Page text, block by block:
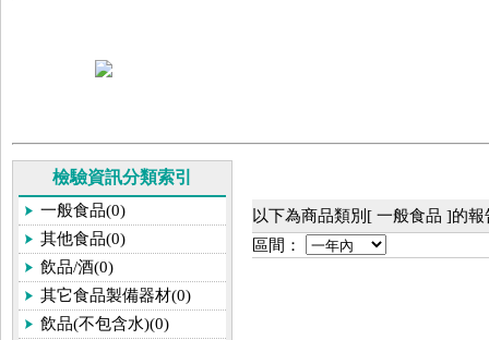
檢驗資訊分類索引
一般食品(0)
其他食品(0)
飲品/酒(0)
其它食品製備器材(0)
飲品(不包含水)(0)
以下為商品類別[ 一般食品 ]的
區間：